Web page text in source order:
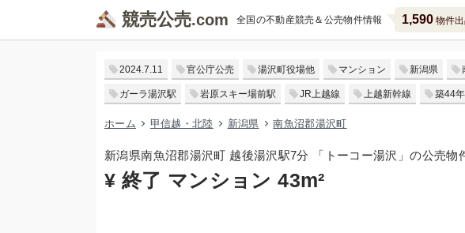
競売公売 全国の不動産競売＆公売物件情報 1,590物件出
2024.7.11 官公庁公売 湯沢町役場他 マンション 新潟県
ガーラ湯沢駅 岩原スキー場前駅 JR上越線 上越新幹線 築44年
ホーム 甲信越・北陸 新潟県 南魚沼郡湯沢町
新潟県南魚沼郡湯沢町 越後湯沢駅7分 「トーコー湯沢」の公売物
¥ 終了 マンション 43m²